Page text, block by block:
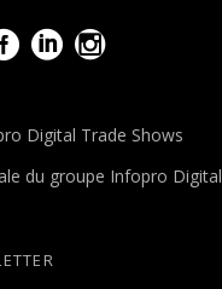
Digital Trade Shows
du groupe Infopro Digital